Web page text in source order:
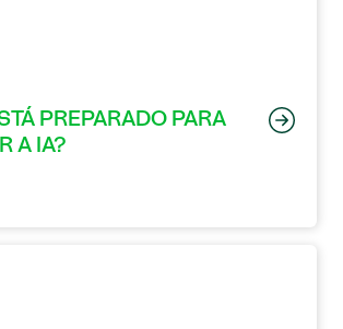
PREPARADO PARA
A IA?